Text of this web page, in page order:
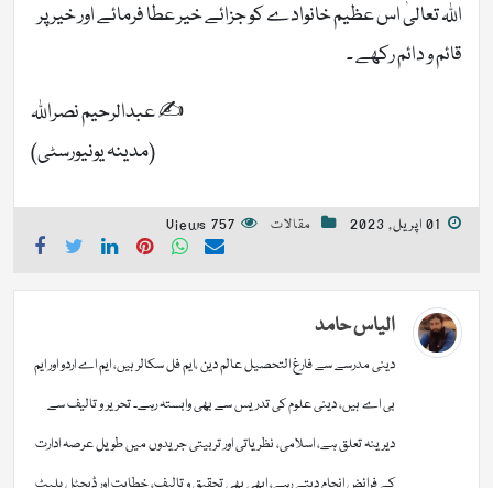
اللہ تعالیٰ اس عظیم خانوادے کو جزائے خیر عطا فرمائے اور خیر پر
قائم و دائم رکھے ۔
✍️ عبدالرحیم نصراللہ
(مدینہ یونیورسٹی)
01 اپریل, 2023 مقالات 757 Views
الیاس حامد
دینی مدرسے سے فارغ التحصیل عالم دین ،ایم فل سکالر ہیں، ایم اے اردو اور ایم
بی اے ہیں، دینی علوم کی تدریس سے بھی وابستہ رہے۔ تحریر و تالیف سے
دیرینہ تعلق ہے، اسلامی، نظریاتی اور تربیتی جریدوں میں طویل عرصہ ادارت